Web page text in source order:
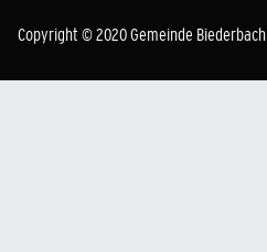
Copyright © 2020 Gemeinde Biederbach